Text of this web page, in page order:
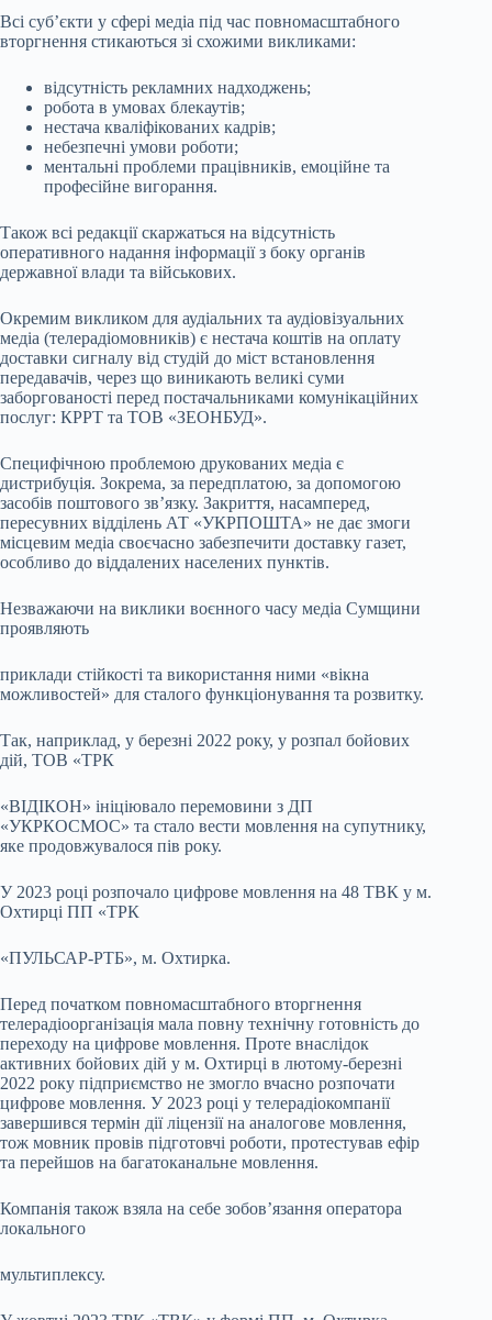
Всі суб’єкти у сфері медіа під час повномасштабного
вторгнення стикаються зі схожими викликами:
відсутність рекламних надходжень;
робота в умовах блекаутів;
нестача кваліфікованих кадрів;
небезпечні умови роботи;
ментальні проблеми працівників, емоційне та
професійне вигорання.
Також всі редакції скаржаться на відсутність
оперативного надання інформації з боку органів
державної влади та військових.
Окремим викликом для аудіальних та аудіовізуальних
медіа (телерадіомовників) є нестача коштів на оплату
доставки сигналу від студій до міст встановлення
передавачів, через що виникають великі суми
заборгованості перед постачальниками комунікаційних
послуг: КРРТ та ТОВ «ЗЕОНБУД».
Специфічною проблемою друкованих медіа є
дистрибуція. Зокрема, за передплатою, за допомогою
засобів поштового зв’язку. Закриття, насамперед,
пересувних відділень АТ «УКРПОШТА» не дає змоги
місцевим медіа своєчасно забезпечити доставку газет,
особливо до віддалених населених пунктів.
Незважаючи на виклики воєнного часу медіа Сумщини
проявляють
приклади стійкості та використання ними «вікна
можливостей» для сталого функціонування та розвитку.
Так, наприклад, у березні 2022 року, у розпал бойових
дій, ТОВ «ТРК
«ВІДІКОН» ініціювало перемовини з ДП
«УКРКОСМОС» та стало вести мовлення на супутнику,
яке продовжувалося пів року.
У 2023 році розпочало цифрове мовлення на 48 ТВК у м.
Охтирці ПП «ТРК
«ПУЛЬСАР-РТБ», м. Охтирка.
Перед початком повномасштабного вторгнення
телерадіоорганізація мала повну технічну готовність до
переходу на цифрове мовлення. Проте внаслідок
активних бойових дій у м. Охтирці в лютому-березні
2022 року підприємство не змогло вчасно розпочати
цифрове мовлення. У 2023 році у телерадіокомпанії
завершився термін дії ліцензії на аналогове мовлення,
тож мовник провів підготовчі роботи, протестував ефір
та перейшов на багатоканальне мовлення.
Компанія також взяла на себе зобов’язання оператора
локального
мультиплексу.